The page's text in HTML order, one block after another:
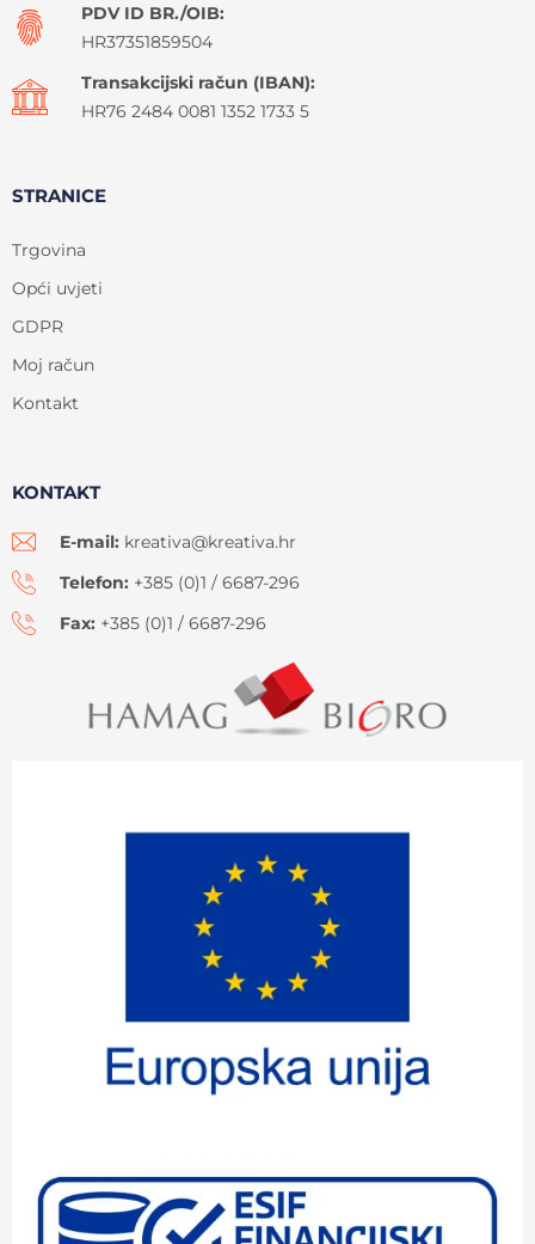
PDV ID BR./OIB:
HR37351859504
Transakcijski račun (IBAN):
HR76 2484 0081 1352 1733 5
STRANICE
Trgovina
Opći uvjeti
GDPR
Moj račun
Kontakt
KONTAKT
E-mail: kreativa@kreativa.hr
Telefon: +385 (0)1 / 6687-296
Fax: +385 (0)1 / 6687-296